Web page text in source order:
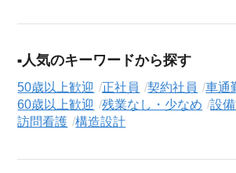
人気のキーワードから探す
50歳以上歓迎 正社員 契約社員 車通
60歳以上歓迎
残業なし・少なめ
設
訪問看護
構造設計